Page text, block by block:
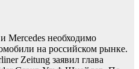
Mercedes необходимо
на российском рынке.
Zeitung заявил глава